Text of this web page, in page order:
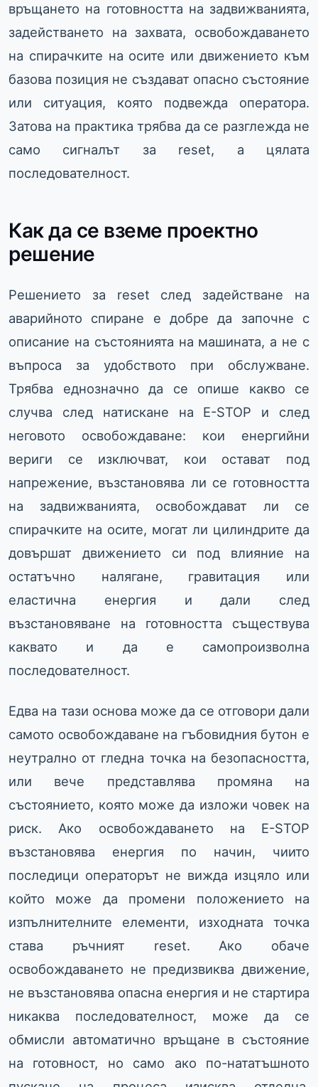
връщането на готовността на задвижванията,
задействането на захвата, освобождаването
на спирачките на осите или движението към
базова позиция не създават опасно състояние
или ситуация, която подвежда оператора.
Затова на практика трябва да се разглежда не
само сигналът за reset, а цялата
последователност.
Как да се вземе проектно
решение
Решението за reset след задействане на
аварийното спиране е добре да започне с
описание на състоянията на машината, а не с
въпроса за удобството при обслужване.
Трябва еднозначно да се опише какво се
случва след натискане на E-STOP и след
неговото освобождаване: кои енергийни
вериги се изключват, кои остават под
напрежение, възстановява ли се готовността
на задвижванията, освобождават ли се
спирачките на осите, могат ли цилиндрите да
довършат движението си под влияние на
остатъчно налягане, гравитация или
еластична енергия и дали след
възстановяване на готовността съществува
каквато и да е самопроизволна
последователност.
Едва на тази основа може да се отговори дали
самото освобождаване на гъбовидния бутон е
неутрално от гледна точка на безопасността,
или вече представлява промяна на
състоянието, която може да изложи човек на
риск. Ако освобождаването на E-STOP
възстановява енергия по начин, чиито
последици операторът не вижда изцяло или
който може да промени положението на
изпълнителните елементи, изходната точка
става ръчният reset. Ако обаче
освобождаването не предизвиква движение,
не възстановява опасна енергия и не стартира
никаква последователност, може да се
обмисли автоматично връщане в състояние
на готовност, но само ако по-нататъшното